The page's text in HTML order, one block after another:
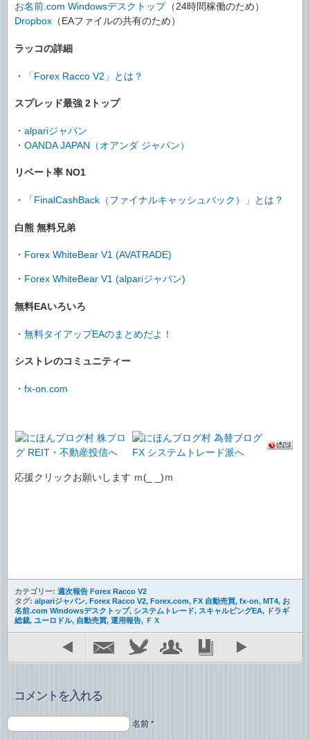
お名前.com Windowsデスクトップ （24時間稼働のため）
Dropbox （EAファイルの共有のため）
ラッコの詳細
・ 「Forex Racco V2」とは？
スプレッド最強 2トップ
・ alpariジャパン
・ OANDA JAPAN（オアンダ ジャパン）
リベート率 NO1
・ 「FinalCashBack（ファイナルキャッシュバック）」とは？
白熊 無料兄弟
・ Forex WhiteBear V1 (AVATRADE)
・ Forex WhiteBear V1 (alpariジャパン)
無料EAいろいろ
・ 無料タイアップEAのまとめだよ！
シストレのコミュニティー
・ fx-on.com
応援クリックお願いします ｍ(_ _)ｍ
カテゴリー: 週次報告 Forex Racco V2
タグ: alpariジャパン, Forex Racco V2, Forex.com, FX 自動売買, fx-on, MT4, お
名前.com Windowsデスクトップ, システムトレード, スキャルピングEA, ドラギ
総裁, ユーロドル, 自動売買, 運用報告, ＦＸ
コメントを入れる
名前 *